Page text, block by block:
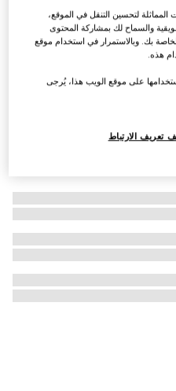
المماثلة لتحسين التنقل في الموقع،
والسماح لك بمشاركة المحتوى
بك. وبالاستمرار في استخدام موقع
هذه.
على موقع الويب هذا، يُرجى
تعريف الارتباط